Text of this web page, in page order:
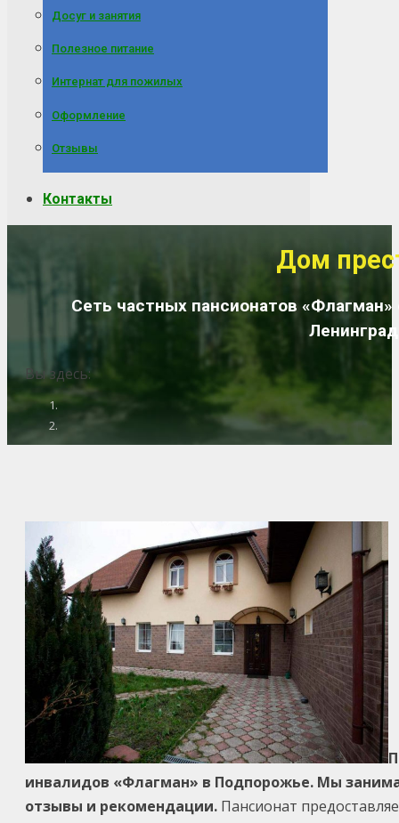
Досуг и занятия
Полезное питание
Интернат для пожилых
Оформление
Отзывы
Контакты
Дом
Сеть частных пансионатов
Вы здесь:
инвалидов «Флагман» в Подпорожье. Мы
отзывы и рекомендации. Пансионат